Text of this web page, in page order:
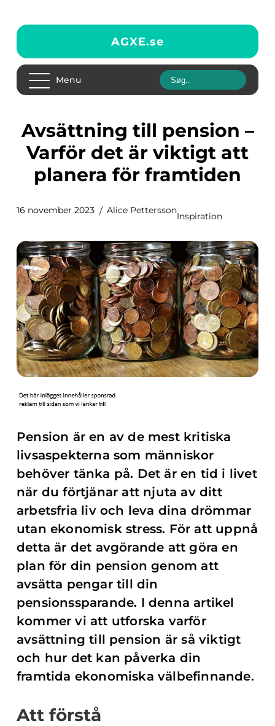
AGXE.se
Menu
Avsättning till pension –
Varför det är viktigt att
planera för framtiden
16 november 2023 Alice Pettersson
Inspiration
Pension är en av de mest kritiska
livsaspekterna som människor
behöver tänka på. Det är en tid i livet
när du förtjänar att njuta av ditt
arbetsfria liv och leva dina drömmar
utan ekonomisk stress. För att uppnå
detta är det avgörande att göra en
plan för din pension genom att
avsätta pengar till din
pensionssparande. I denna artikel
kommer vi att utforska varför
avsättning till pension är så viktigt
och hur det kan påverka din
framtida ekonomiska välbefinnande.
Att förstå